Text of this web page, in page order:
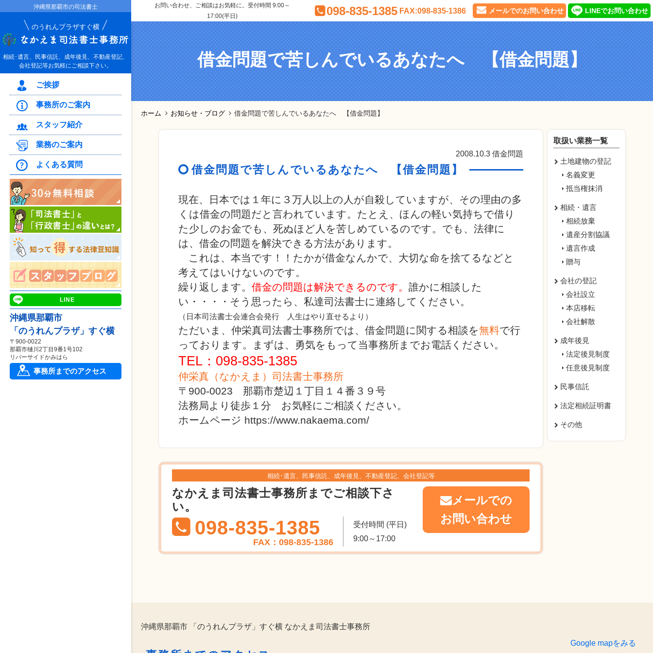
沖縄県那覇市の司法書士
のうれんプラザすぐ横
相続･遺言、民事信託、成年後見、不動産登記、
会社登記等お気軽にご相談下さい。
ご挨拶
事務所のご案内
スタッフ紹介
業務のご案内
よくある質問
LINE
沖縄県那覇市
「のうれんプラザ」すぐ横
〒900-0022
那覇市樋川2丁目9番1号102
リバーサイドかみはら
事務所までのアクセス
お問い合わせ、ご相談はお気軽に。受付時間 9:00～
17:00(平日)
098-835-1385 FAX:098-835-1386 メールでのお問い合わせ LINEでお問い合わせ
借金問題で苦しんでいるあなたへ 【借金問題】
ホーム お知らせ・ブログ 借金問題で苦しんでいるあなたへ 【借金問題】
取扱い業務一覧
土地建物の登記
名義変更
抵当権抹消
相続・遺言
相続放棄
遺産分割協議
遺言作成
贈与
会社の登記
会社設立
本店移転
会社解散
成年後見
法定後見制度
任意後見制度
民事信託
法定相続証明書
その他
2008.10.3 借金問題
借金問題で苦しんでいるあなたへ 【借金問題】
現在、日本では１年に３万人以上の人が自殺していますが、その理由の多
くは借金の問題だと言われています。たとえ、ほんの軽い気持ちで借り
た少しのお金でも、死ぬほど人を苦しめているのです。でも、法律に
は、借金の問題を解決できる方法があります。
これは、本当です！！たかが借金なんかで、大切な命を捨てるなどと
考えてはいけないのです。
繰り返します。 借金の問題は解決できるのです。 誰かに相談した
い・・・・そう思ったら、私達司法書士に連絡してください。
（日本司法書士会連合会発行 人生はやり直せるより）
ただいま、仲栄真司法書士事務所では、借金問題に関する相談を無料で行
っております。まずは、勇気をもって当事務所までお電話ください。
TEL：098-835-1385
仲栄真（なかえま）司法書士事務所
〒900-0023 那覇市楚辺１丁目１４番３９号
法務局より徒歩１分 お気軽にご相談ください。
ホームページ https://www.nakaema.com/
相続･遺言、民事信託、成年後見、不動産登記、会社登記等
なかえま司法書士事務所までご相談下さ
い。
098-835-1385
FAX：098-835-1386
受付時間 (平日)
9:00～17:00
メールでの
お問い合わせ
沖縄県那覇市 「のうれんプラザ」すぐ横 なかえま司法書士事務所
Google mapをみる